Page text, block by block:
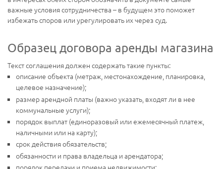
важные условия сотрудничества – в будущем это поможет
избежать споров или урегулировать их через суд.
Образец договора аренды магазина
Текст соглашения должен содержать такие пункты:
описание объекта (метраж, местонахождение, планировка,
целевое назначение);
размер арендной платы (важно указать, входят ли в нее
коммунальные услуги);
порядок выплат (единоразовый или ежемесячный платеж,
наличными или на карту);
срок действия обязательств;
обязанности и права владельца и арендатора;